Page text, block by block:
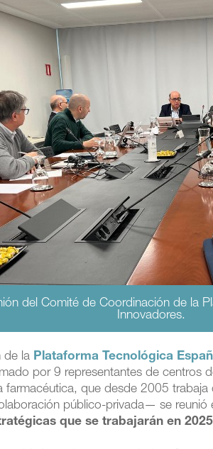
del Comité de Coordinación de la
Innovadores.
de la Plataforma Tecnológica
por 9 representantes de centros
farmacéutica, que desde 2005
público-privada— se reunió
que se trabajarán en 2025